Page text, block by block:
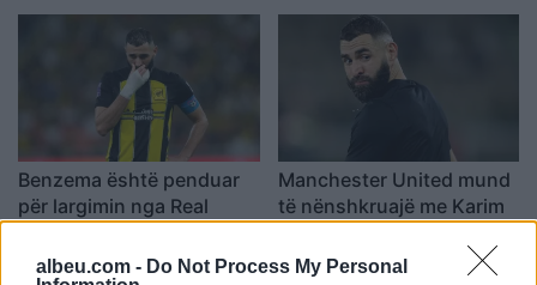
albeu.com - Do Not Process My Personal
Benzema është penduar
për largimin nga Real
17:48 / 05/01/2024
Manchester United mund
të nënshkruajë me Karim
schedule 19:42 / 04/01/2024